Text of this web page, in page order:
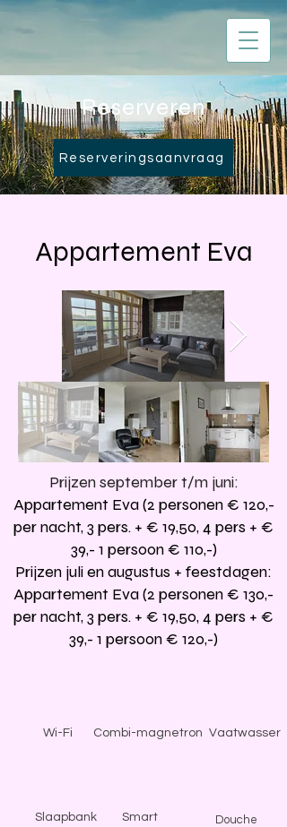
Reserveren
Reserveringsaanvraag
Appartement Eva
Prijzen september t/m juni:
Appartement Eva (2 personen € 120,-
per nacht, 3 pers. + € 19,50, 4 pers + €
39,- 1 persoon € 110,-)
Prijzen juli en augustus + feestdagen:
Appartement Eva (2 personen € 130,-
per nacht, 3 pers. + € 19,50, 4 pers + €
39,- 1 persoon € 120,-)
Wi-Fi Combi-magnetron Vaatwasser
Slaapbank
Smart
Douche